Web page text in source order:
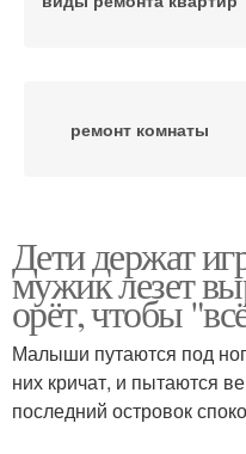
ремонт комнаты
Дети держат
мужик лезет
орёт, чтобы
Малыши путаются под
них кричат, и пытаются
последний островок